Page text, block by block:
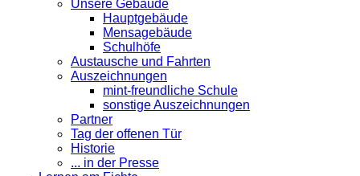
Unsere Gebäude
Hauptgebäude
Mensagebäude
Schulhöfe
Austausche und Fahrten
Auszeichnungen
mint-freundliche Schule
sonstige Auszeichnungen
Partner
Tag der offenen Tür
Historie
... in der Presse